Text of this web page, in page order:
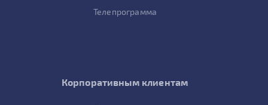
Телепрограмма
Корпоративным клиентам